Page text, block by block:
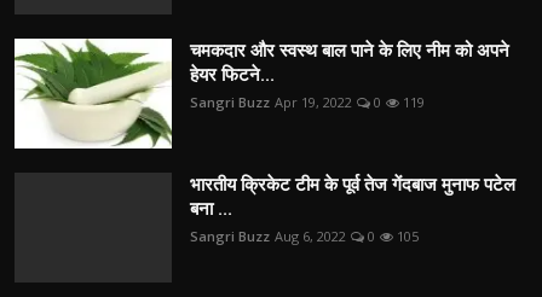
चमकदार और स्वस्थ बाल पाने के लिए नीम को अपने
हेयर फिटने...
Sangri Buzz Apr 19, 2022 0 119
भारतीय क्रिकेट टीम के पूर्व तेज गेंदबाज मुनाफ पटेल
बना ...
Sangri Buzz Aug 6, 2022 0 105